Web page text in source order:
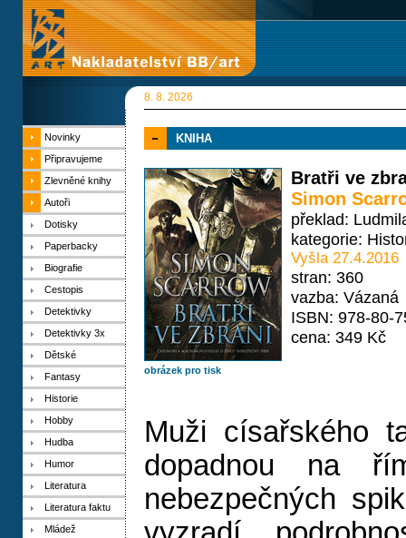
8. 8. 2026
Novinky
Připravujeme
Zlevněné knihy
Autoři
Dotisky
Paperbacky
Biografie
Cestopis
Detektivky
Detektivky 3x
Dětské
Fantasy
Historie
Hobby
Hudba
Humor
Literatura
Literatura faktu
Mládež
KNIHA
obrázek pro tisk
Bratři ve
Simon
překlad:
kategorie:
Vyšla 27.4.2016
stran: 360
vazba: Vázaná
ISBN: 978-80-
cena: 349 Kč
Muži císařského
dopadnou na
nebezpečných